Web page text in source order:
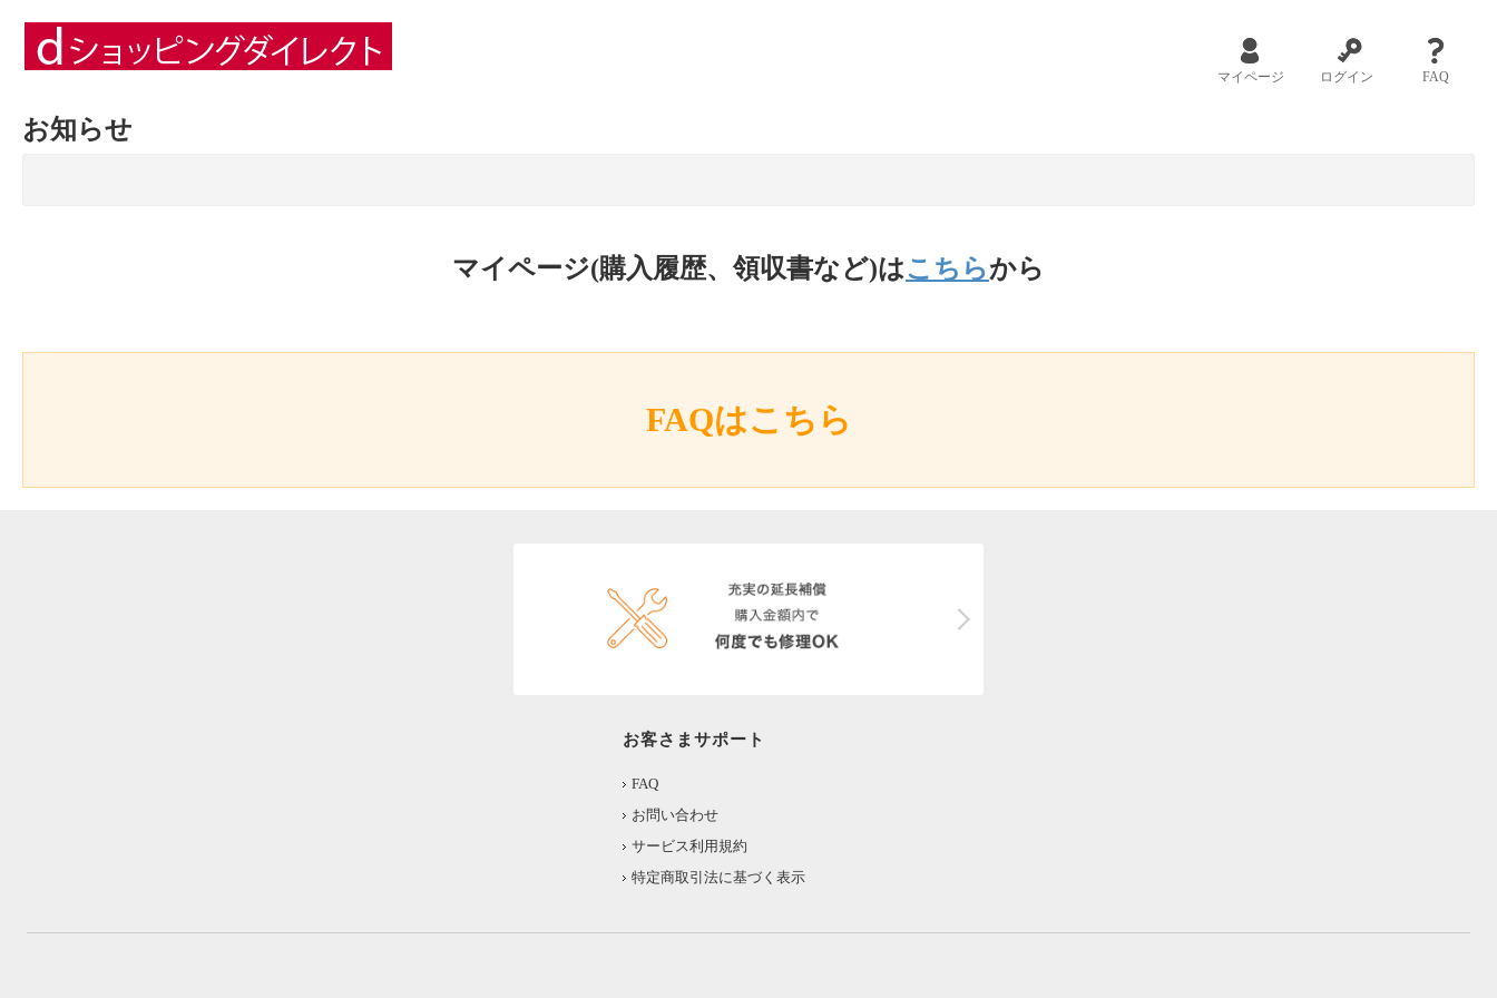
マイページ ログイン FAQ
お知らせ
マイページ(購入履歴、領収書など)はこちらから
FAQはこちら
お客さまサポート
FAQ
お問い合わせ
サービス利用規約
特定商取引法に基づく表示